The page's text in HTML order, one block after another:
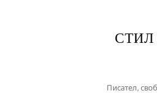
СТИЛ
Писател,